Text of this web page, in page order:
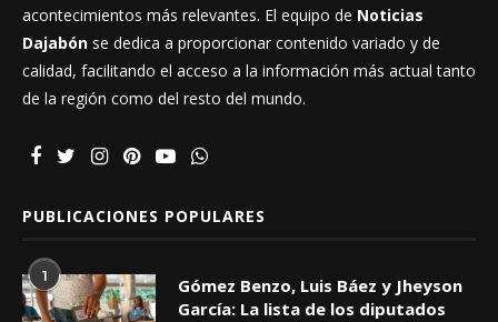
acontecimientos más relevantes. El equipo de Noticias
Dajabón se dedica a proporcionar contenido variado y de
calidad, facilitando el acceso a la información más actual tanto
de la región como del resto del mundo.
PUBLICACIONES POPULARES
1
Gómez Benzo, Luis Báez y Jheyson
García: La lista de los diputados